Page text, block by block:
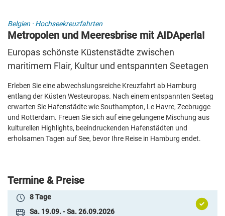
8 Tage
Sa. 19.09. - Sa. 26.09.2026
Innenkabine IB zur Alleinbenutzung
inkl. LP
ab1.899 €
ZUR BUCHUNG
8 Tage
inkl. LP
2.499 €
Belgien · Hochseekreuzfahrten
Metropolen und Meeresbrise mit AIDAperla!
Europas schönste Küstenstädte zwischen
maritimem Flair, Kultur und entspannten Seetagen
Erleben Sie eine abwechslungsreiche Kreuzfahrt ab Hamburg
entlang der Küsten Westeuropas. Nach einem entspannten Seetag
erwarten Sie Hafenstädte wie Southampton, Le Havre, Zeebrugge
und Rotterdam. Freuen Sie sich auf eine gelungene Mischung aus
kulturellen Highlights, beeindruckenden Hafenstädten und
erholsamen Tagen auf See, bevor Ihre Reise in Hamburg endet.
Termine & Preise
8 Tage
Sa. 19.09. - Sa. 26.09.2026